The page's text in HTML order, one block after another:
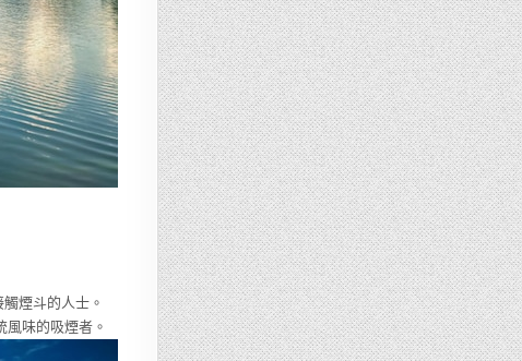
煙斗的人士。
味的吸煙者。